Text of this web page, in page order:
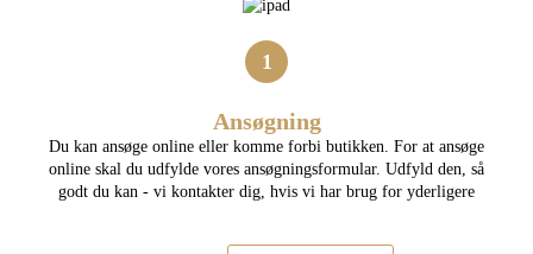
1
Ansøgning
Du kan ansøge online eller komme forbi butikken. For at ansøge
online skal du udfylde vores ansøgningsformular. Udfyld den, så
godt du kan - vi kontakter dig, hvis vi har brug for yderligere